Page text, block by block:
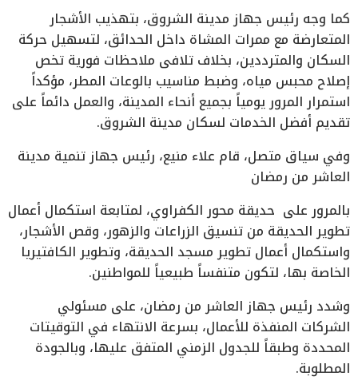
كما وجه رئيس جهاز مدينة الشروق، بتهذيب الأشجار
المتعارضة مع ممرات المشاة داخل الحدائق، لتسهيل حركة
السكان والمترددين، بخلاف تلافى ملاحظات فورية تخص
إصلاح محبس مياه، وضبط مناسيب بالوعات المطر، مؤكداً
استمرار المرور يومياً بجميع أنحاء المدينة، والعمل دائماً على
تقديم أفضل الخدمات لسكان مدينة الشروق.
وفي سياق متصل، قام علاء منيع، رئيس جهاز تنمية مدينة
العاشر من رمضان
بالمرور على حديقة محور الكفراوي، لمتابعة استكمال أعمال
تطوير الحديقة من تنسيق الزراعات والزهور، وقص الأشجار،
واستكمال أعمال تطوير مسجد الحديقة، وتطوير الكافتيريا
الخاصة بها، لتكون متنفساً طبيعياً للمواطنين.
وشدد رئيس جهاز العاشر من رمضان، على مسئولي
الشركات المنفذة للأعمال، بسرعة الانتهاء في التوقيتات
المحددة وطبقاً للجدول الزمني المتفق عليها، وبالجودة
المطلوبة.